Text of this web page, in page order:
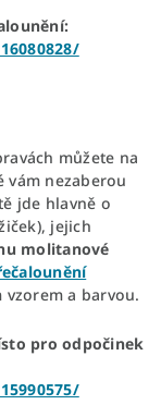
můžete na
vám nezaberou
jde hlavně o
jejich
molitanové
a barvou.
pro odpočinek